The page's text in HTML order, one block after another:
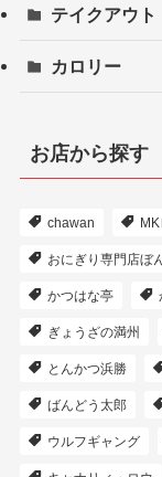
テイクアウト
カロリー
お店から探す
chawan
おにぎり専門店ぼ
かつはな亭
ぎょうざの満州
とんかつ浜勝
ばんどう太郎
ウルフギャング